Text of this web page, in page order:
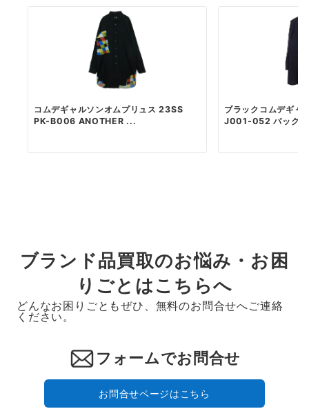
コムデギャルソンオムプリュス 23SS
PK-B006 ANOTHER ...
ブラックコムデギャ
J001-052 バック
ブランド品買取のお悩み・お困
りごとはこちらへ
どんなお困りごともぜひ、無料のお問合せへご連絡
ください。
フォームでお問合せ
お問合せページはこちら